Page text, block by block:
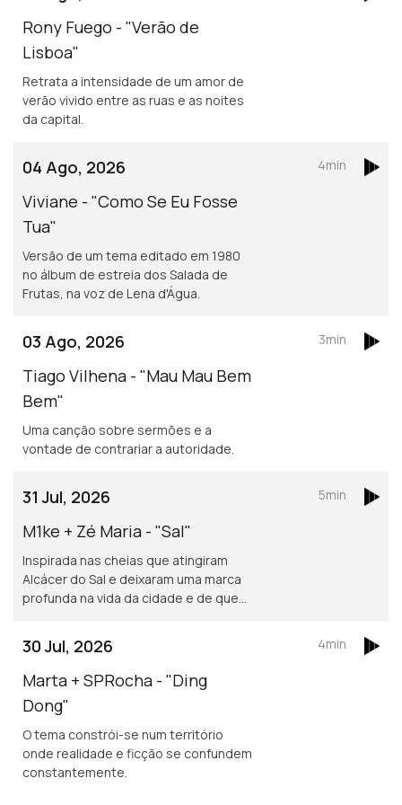
Rony Fuego - "Verão de
Lisboa"
Retrata a intensidade de um amor de
verão vivido entre as ruas e as noites
da capital.
04 Ago, 2026
Viviane - "Como Se Eu Fosse
Tua"
Versão de um tema editado em 1980
no álbum de estreia dos Salada de
Frutas, na voz de Lena d'Água.
4min
03 Ago, 2026
Tiago Vilhena - "Mau Mau Bem
Bem"
Uma canção sobre sermões e a
vontade de contrariar a autoridade.
3min
31 Jul, 2026
M1ke + Zé Maria - "Sal"
Inspirada nas cheias que atingiram
Alcácer do Sal e deixaram uma marca
profunda na vida da cidade e de quem
5min
30 Jul, 2026
Marta + SPRocha - "Ding
Dong"
O tema constrói-se num território
onde realidade e ficção se confundem
constantemente.
4min